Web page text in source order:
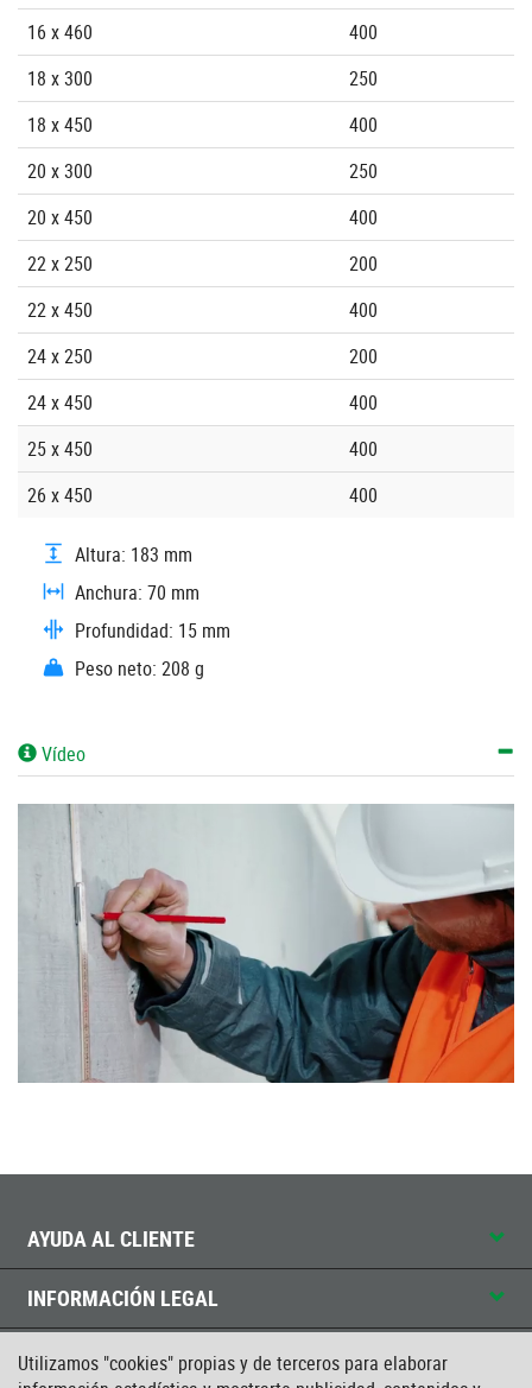
Utilizamos "cookies" propias y de terceros para elaborar
16 x 460
400
18 x 300
250
18 x 450
400
20 x 300
250
20 x 450
400
22 x 250
200
22 x 450
400
24 x 250
200
24 x 450
400
25 x 450
400
26 x 450
400
Altura: 183 mm
Anchura: 70 mm
Profundidad: 15 mm
Peso neto: 208 g
Vídeo
AYUDA AL CLIENTE
INFORMACIÓN LEGAL
CONTACTO